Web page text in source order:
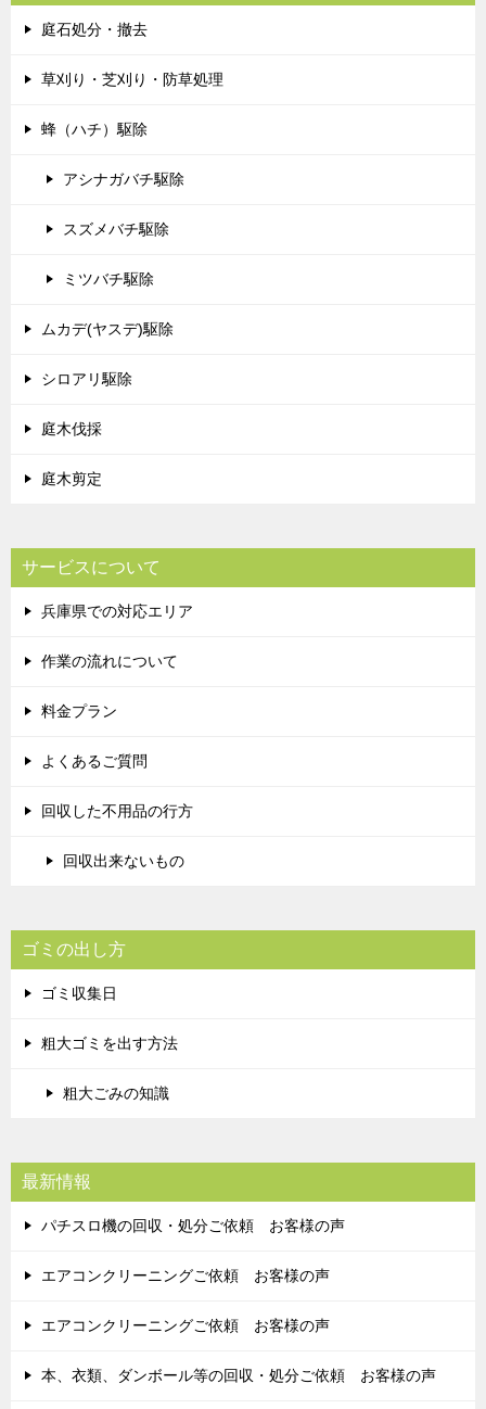
庭石処分・撤去
草刈り・芝刈り・防草処理
蜂（ハチ）駆除
アシナガバチ駆除
スズメバチ駆除
ミツバチ駆除
ムカデ(ヤスデ)駆除
シロアリ駆除
庭木伐採
庭木剪定
サービスについて
兵庫県での対応エリア
作業の流れについて
料金プラン
よくあるご質問
回収した不用品の行方
回収出来ないもの
ゴミの出し方
ゴミ収集日
粗大ゴミを出す方法
粗大ごみの知識
最新情報
パチスロ機の回収・処分ご依頼 お客様の声
エアコンクリーニングご依頼 お客様の声
エアコンクリーニングご依頼 お客様の声
本、衣類、ダンボール等の回収・処分ご依頼 お客様の声